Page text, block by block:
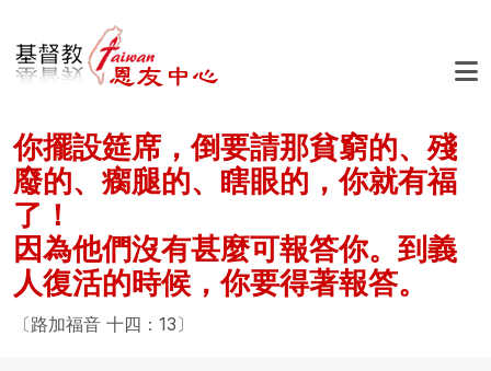
你擺設筵席，倒要請那貧窮的、殘
廢的、瘸腿的、瞎眼的，你就有福
了！
因為他們沒有甚麼可報答你。到義
人復活的時候，你要得著報答。
〔路加福音 十四：13〕